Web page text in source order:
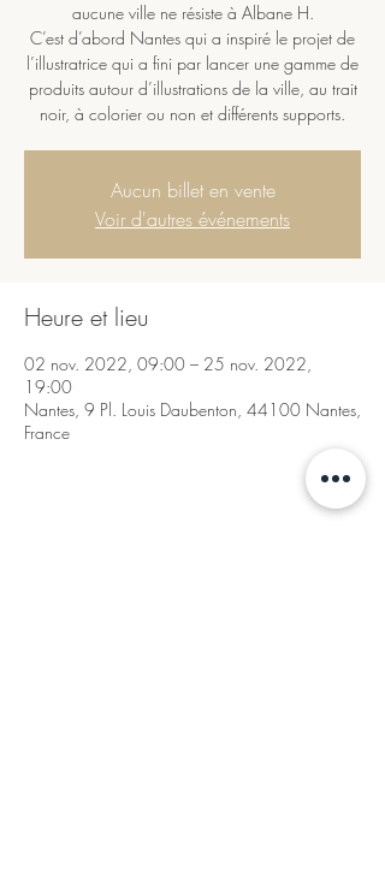
aucune ville ne résiste à Albane H.
C’est d’abord Nantes qui a inspiré le projet de
l’illustratrice qui a fini par lancer une gamme de
produits autour d’illustrations de la ville, au trait
noir, à colorier ou non et différents supports.
Aucun billet en vente
Voir d'autres événements
Heure et lieu
02 nov. 2022, 09:00 – 25 nov. 2022,
19:00
Nantes, 9 Pl. Louis Daubenton, 44100 Nantes,
France